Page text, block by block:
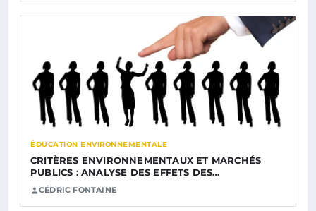
ÉDUCATION ENVIRONNEMENTALE
CRITÈRES ENVIRONNEMENTAUX ET MARCHÉS
PUBLICS : ANALYSE DES EFFETS DES…
CÉDRIC FONTAINE